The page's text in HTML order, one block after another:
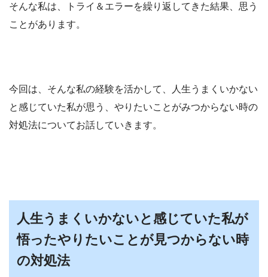
そんな私は、トライ＆エラーを繰り返してきた結果、思う
ことがあります。
今回は、そんな私の経験を活かして、人生うまくいかない
と感じていた私が思う、やりたいことがみつからない時の
対処法についてお話していきます。
人生うまくいかないと感じていた私が
悟ったやりたいことが見つからない時
の対処法